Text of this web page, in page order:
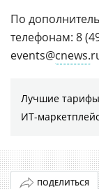
По
телефонам: 8
events@cnews.
Лучшие
ИТ-
ПОДЕЛИТЬСЯ